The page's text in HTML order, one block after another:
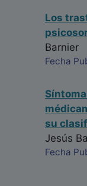
Los
Barnier
Fecha
su
Jesús
Fecha